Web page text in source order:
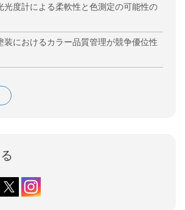
光度計による柔軟性と色測定の可能性の
装におけるカラー品質管理が競争優位性
YouTube
us on Facebook
Follow us on X (formerly Twitter)
Follow us on Instagram